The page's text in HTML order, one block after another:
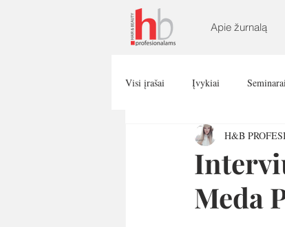
Apie žurnalą
Visi įrašai Įvykiai Seminarai
Meda
H&B